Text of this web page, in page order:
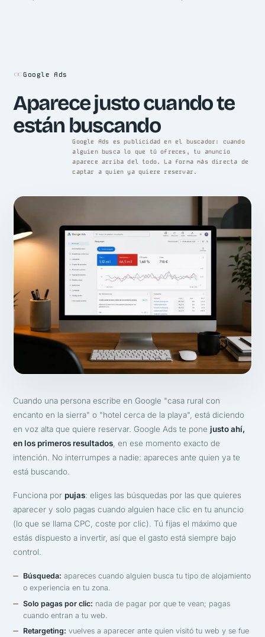
Google Ads
Aparece justo cuando te
están buscando
Google Ads es publicidad en el buscador: cuando
alguien busca lo que tú ofreces, tu anuncio
aparece arriba del todo. La forma más directa de
captar a quien ya quiere reservar.
Cuando una persona escribe en Google "casa rural con
encanto en la sierra" o "hotel cerca de la playa", está diciendo
en voz alta que quiere reservar. Google Ads te ponejusto ahí,
en los primeros resultados , en ese momento exacto de
intención. No interrumpes a nadie: apareces ante quien ya te
está buscando.
Funciona por pujas: eliges las búsquedas por las que quieres
aparecer y solo pagas cuando alguien hace clic en tu anuncio
(lo que se llama CPC, coste por clic). Tú fijas el máximo que
estás dispuesto a invertir, así que el gasto está siempre bajo
control.
Búsqueda: apareces cuando alguien busca tu tipo de alojamiento
o experiencia en tu zona.
Solo pagas por clic: nada de pagar por que te vean; pagas
cuando entran a tu web.
Retargeting: vuelves a aparecer ante quien visitó tu web y se fue